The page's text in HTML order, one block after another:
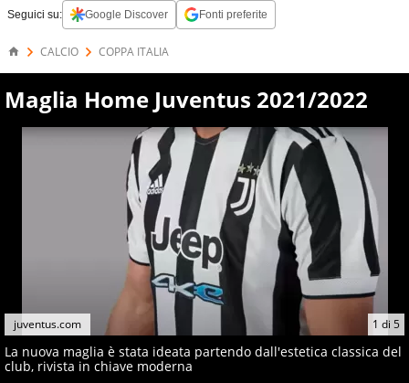
Seguici su: Google Discover Fonti preferite
CALCIO COPPA ITALIA
Maglia Home Juventus 2021/2022
1 di 5
juventus.com
La nuova maglia è stata ideata partendo dall'estetica classica del
club, rivista in chiave moderna